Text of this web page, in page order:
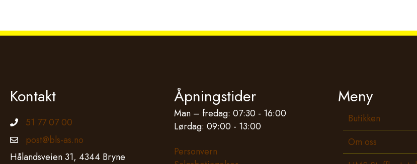
Kontakt
Telefonnummer
51 77 07 00
Epostadresse
post@bls-as.no
Hålandsveien 31, 4344 Bryne
Åpningstider
Man – fredag: 07:30 - 16:00
Lørdag: 09:00 - 13:00
Personvern
Meny
Butikken
Om oss